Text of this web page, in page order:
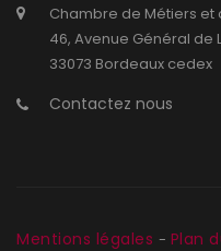
Chambre de Métiers et
46, Avenue Général de
33073 Bordeaux cedex
Contactez nous
Mentions légales - Plan